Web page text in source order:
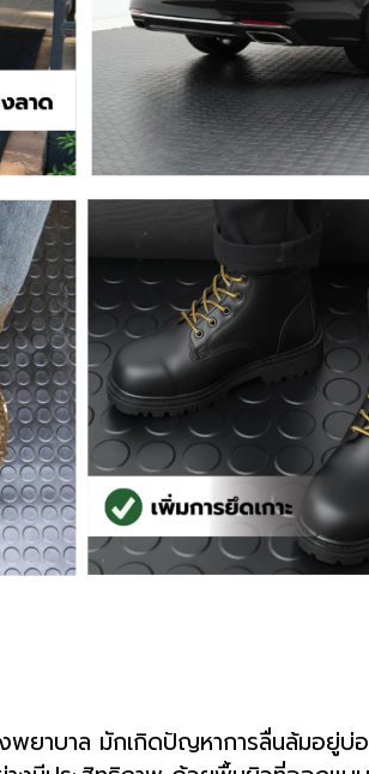
พยาบาล มักเกิดปัญหาการลื่นล้มอยู่บ่